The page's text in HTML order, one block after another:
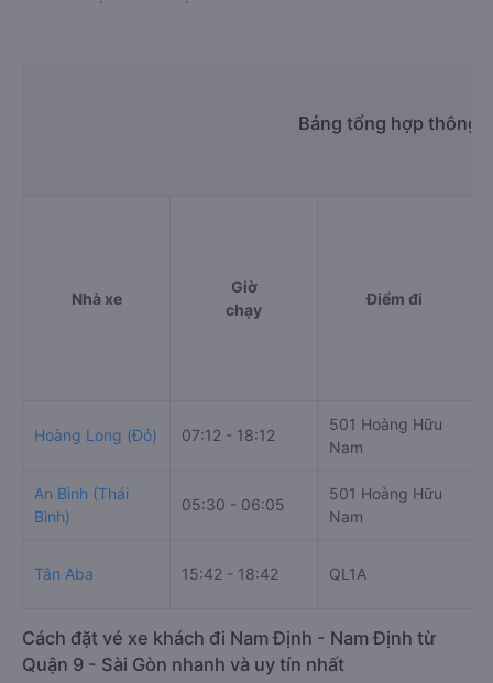
Bảng tổng hợp thông
Nhà xe
Giờ
chạy
Điểm đi
Hoàng Long (Đỏ) 07:12 - 18:12
501 Hoàng Hữu
Nam
An Bình (Thái
Bình)
05:30 - 06:05
501 Hoàng Hữu
Nam
Tân Aba 15:42 - 18:42 QL1A
Cách đặt vé xe khách đi Nam Định - Nam Định từ
Quận 9 - Sài Gòn nhanh và uy tín nhất